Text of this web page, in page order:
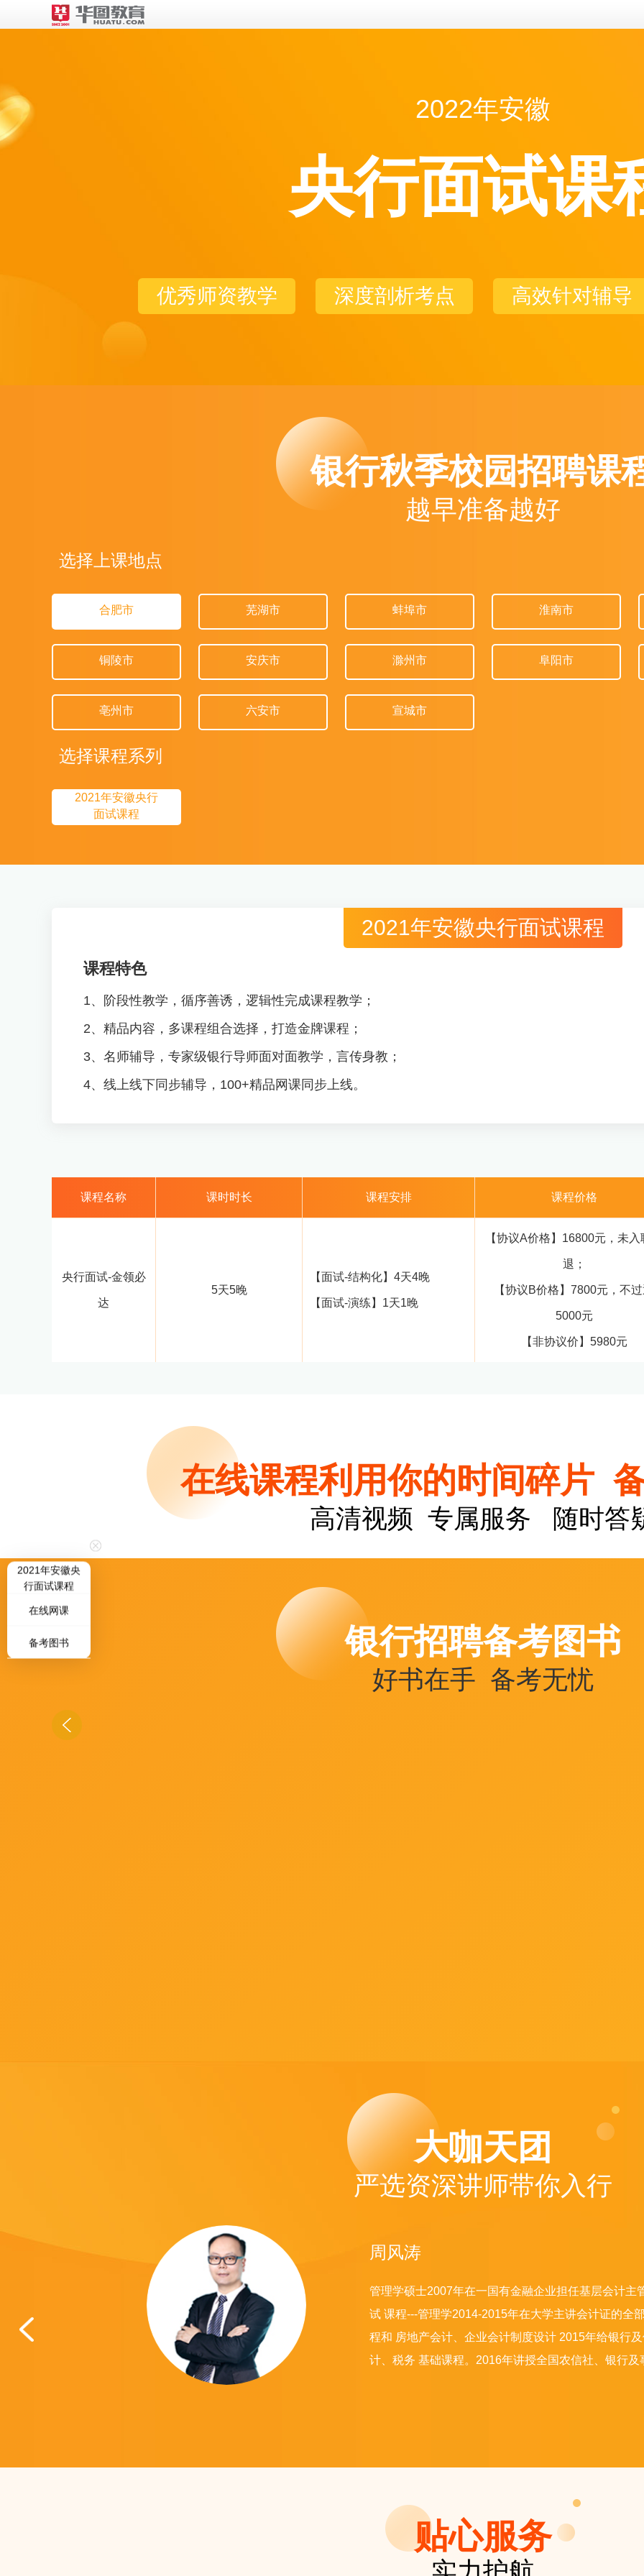
2022年安徽
央行面试课
优秀师资教学 深度剖析考点 高效针对辅导
银行秋季校园招聘课
越早准备越好
选择上课地点
合肥市 芜湖市 蚌埠市 淮南市
铜陵市 安庆市 滁州市 阜阳市
亳州市 六安市 宣城市
选择课程系列
2021年安徽央行
面试课程
2021年安徽央行面试课程
课程特色
1、阶段性教学，循序善诱，逻辑性完成课程教学；
2、精品内容，多课程组合选择，打造金牌课程；
3、名师辅导，专家级银行导师面对面教学，言传身教；
4、线上线下同步辅导，100+精品网课同步上线。
课程名称 课时时长 课程安排 课程价格
央行面试-金领必
达
5天5晚
【面试-结构化】4天4晚
【面试-演练】1天1晚
【协议A价格】16800元，未入
退；
【协议B价格】7800元，不
5000元
【非协议价】5980元
在线课程利用你的时间碎片
高清视频 专属服务 随时答
银行招聘备考图书
好书在手 备考无忧
大咖天团
严选资深讲师带你入行
周风涛
管理学硕士2007年在一国有金融企业担任基层会计主
试 课程---管理学2014-2015年在大学主讲会计证的全
程和 房地产会计、企业会计制度设计 2015年给银行
计、税务 基础课程。2016年讲授全国农信社、银行
贴心服务
2021年安徽央
行面试课程
在线网课
备考图书